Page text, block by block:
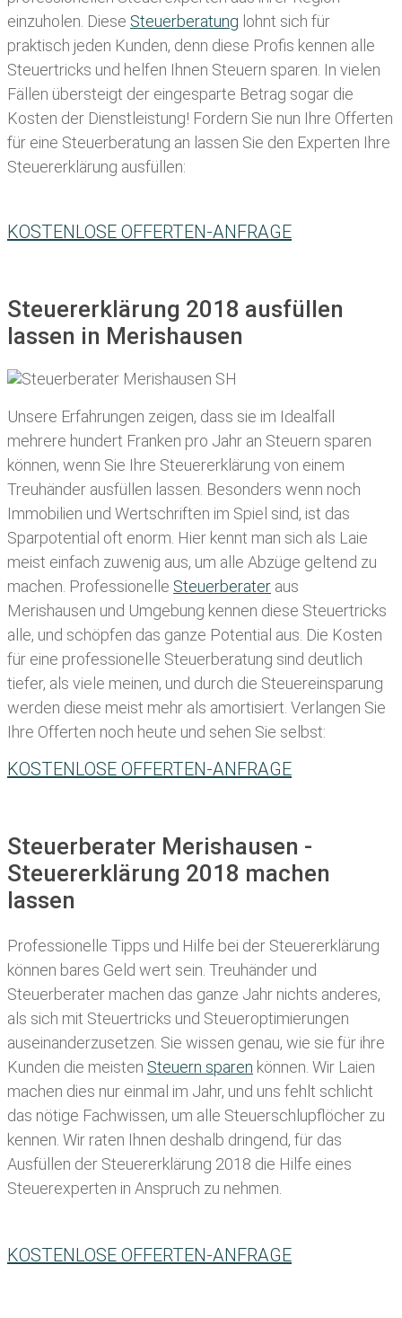
einzuholen. Diese Steuerberatung lohnt sich für
praktisch jeden Kunden, denn diese Profis kennen alle
Steuertricks und helfen Ihnen Steuern sparen. In vielen
Fällen übersteigt der eingesparte Betrag sogar die
Kosten der Dienstleistung! Fordern Sie nun Ihre Offerten
für eine Steuerberatung an lassen Sie den Experten Ihre
Steuererklärung ausfüllen:
KOSTENLOSE OFFERTEN-ANFRAGE
Steuererklärung 2018 ausfüllen
lassen in Merishausen
Unsere Erfahrungen zeigen, dass sie im Idealfall
mehrere hundert Franken pro Jahr an Steuern sparen
können, wenn Sie Ihre Steuererklärung von einem
Treuhänder ausfüllen lassen . Besonders wenn noch
Immobilien und Wertschriften im Spiel sind, ist das
Sparpotential oft enorm. Hier kennt man sich als Laie
meist einfach zuwenig aus, um alle Abzüge geltend zu
machen. Professionelle Steuerberater aus
Merishausen und Umgebung kennen diese Steuertricks
alle, und schöpfen das ganze Potential aus. Die Kosten
für eine professionelle Steuerberatung sind deutlich
tiefer, als viele meinen, und durch die Steuereinsparung
werden diese meist mehr als amortisiert. Verlangen Sie
Ihre Offerten noch heute und sehen Sie selbst:
KOSTENLOSE OFFERTEN-ANFRAGE
Steuerberater Merishausen -
Steuererklärung 2018 machen
lassen
Professionelle Tipps und Hilfe bei der Steuererklärung
können bares Geld wert sein. Treuhänder und
Steuerberater machen das ganze Jahr nichts anderes,
als sich mit Steuertricks und Steueroptimierungen
auseinanderzusetzen. Sie wissen genau, wie sie für ihre
Kunden die meisten Steuern sparen können. Wir Laien
machen dies nur einmal im Jahr, und uns fehlt schlicht
das nötige Fachwissen, um alle Steuerschlupflöcher zu
kennen. Wir raten Ihnen deshalb dringend, für das
Ausfüllen der Steuererklärung 2018 die Hilfe eines
Steuerexperten in Anspruch zu nehmen.
KOSTENLOSE OFFERTEN-ANFRAGE